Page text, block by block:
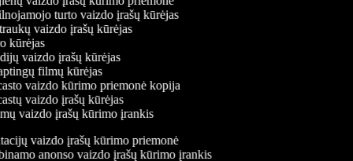
turto vaizdo įrašų kūrėjas
vaizdo įrašų kūrėjas
kūrėjas
vaizdo įrašų kūrėjas
filmų kūrėjas
vaizdo kūrimo priemonė kopija
vaizdo įrašų kūrėjas
vaizdo įrašų kūrimo įrankis
vaizdo įrašų kūrimo priemonė
anonso vaizdo įrašų kūrimo įrankis